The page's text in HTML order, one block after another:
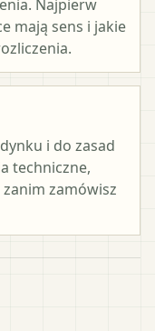
Najpierw
mają sens i jakie
i do zasad
techniczne,
zamówisz